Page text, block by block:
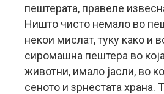
пештерата, правеле
Ништо чисто немало во
некои мислат, туку како и
сиромашна пештера во
животни, имало јасли, во
сеното и зрнестата храна.